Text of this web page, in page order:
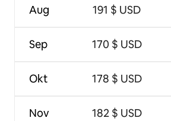
Aug
Sep
Okt
Nov
191 $ USD
170 $ USD
178 $ USD
182 $ USD